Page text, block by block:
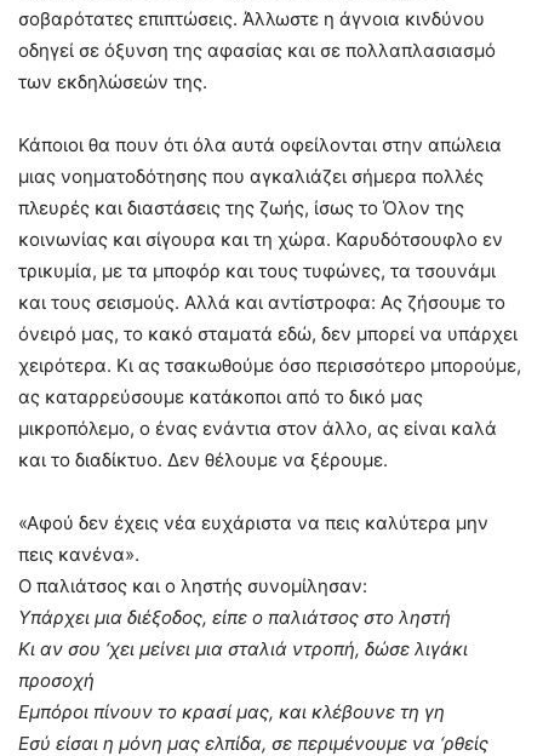
σοβαρότατες επιπτώσεις. Άλλωστε η άγνοια κινδύνου
οδηγεί σε όξυνση της αφασίας και σε πολλαπλασιασμό
των εκδηλώσεών της.
Κάποιοι θα πουν ότι όλα αυτά οφείλονται στην απώλεια
μιας νοηματοδότησης που αγκαλιάζει σήμερα πολλές
πλευρές και διαστάσεις της ζωής, ίσως το Όλον της
κοινωνίας και σίγουρα και τη χώρα. Καρυδότσουφλο εν
τρικυμία, με τα μποφόρ και τους τυφώνες, τα τσουνάμι
και τους σεισμούς. Αλλά και αντίστροφα: Ας ζήσουμε το
όνειρό μας, το κακό σταματά εδώ, δεν μπορεί να υπάρχει
χειρότερα. Κι ας τσακωθούμε όσο περισσότερο μπορούμε,
ας καταρρεύσουμε κατάκοποι από το δικό μας
μικροπόλεμο, ο ένας ενάντια στον άλλο, ας είναι καλά
και το διαδίκτυο. Δεν θέλουμε να ξέρουμε.
«Αφού δεν έχεις νέα ευχάριστα να πεις καλύτερα μην
πεις κανένα».
Ο παλιάτσος και ο ληστής συνομίλησαν:
Υπάρχει μια διέξοδος, είπε ο παλιάτσος στο ληστή
Κι αν σου ‘χει μείνει μια σταλιά ντροπή, δώσε λιγάκι
προσοχή
Εμπόροι πίνουν το κρασί μας, και κλέβουνε τη γη
Εσύ είσαι η μόνη μας ελπίδα, σε περιμένουμε να ‘ρθείς